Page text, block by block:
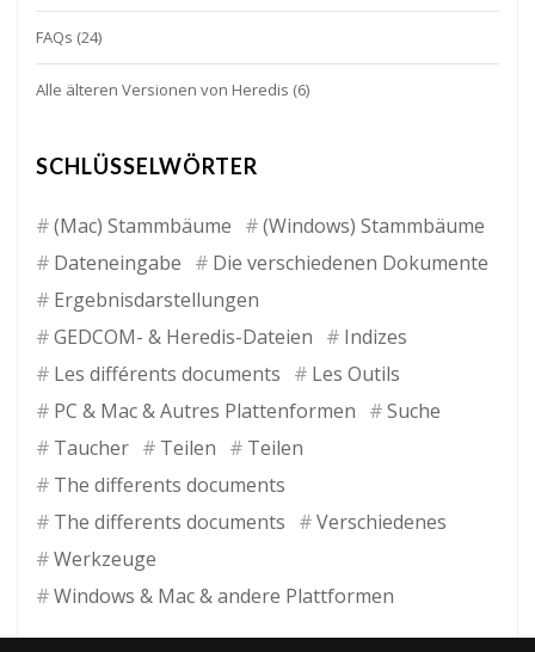
FAQs (24)
Alle älteren Versionen von Heredis (6)
SCHLÜSSELWÖRTER
(Mac) Stammbäume
(Windows) Stammbäume
Dateneingabe
Die verschiedenen Dokumente
Ergebnisdarstellungen
GEDCOM- & Heredis-Dateien
Indizes
Les différents documents
Les Outils
PC & Mac & Autres Plattenformen
Suche
Taucher
Teilen
Teilen
The differents documents
The differents documents
Verschiedenes
Werkzeuge
Windows & Mac & andere Plattformen